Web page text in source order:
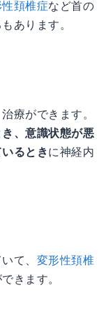
頚椎症など首の
あります。
療ができます。
、意識状態が悪
るときに神経内
て、 変形性頚椎
きます。